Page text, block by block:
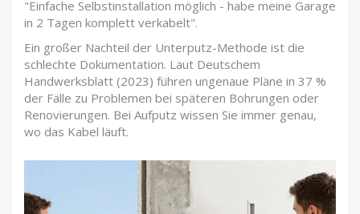
"Einfache Selbstinstallation möglich - habe meine Garage
in 2 Tagen komplett verkabelt".
Ein großer Nachteil der Unterputz-Methode ist die
schlechte Dokumentation. Laut Deutschem
Handwerksblatt (2023) führen ungenaue Pläne in 37 %
der Fälle zu Problemen bei späteren Bohrungen oder
Renovierungen. Bei Aufputz wissen Sie immer genau,
wo das Kabel läuft.